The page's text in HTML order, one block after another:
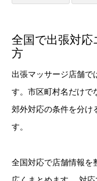
全国で出張対応
方
出張マッサージ店舗で
す。市区町村名だけで
郊外対応の条件を分け
す。
全国対応で店舗情報を